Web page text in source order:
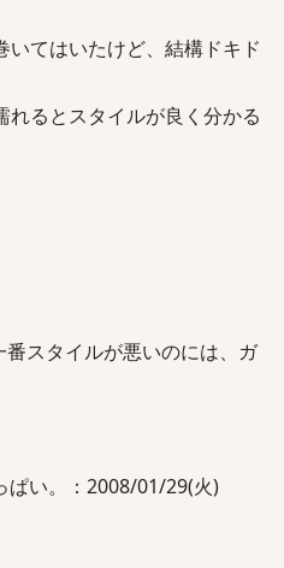
いてはいたけど、結構ドキド
るとスタイルが良く分かる
スタイルが悪いのには、ガ
ぱい。：2008/01/29(火)